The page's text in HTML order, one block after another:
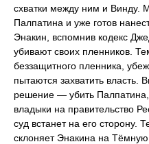
схватки между ним и Винду.
Палпатина и уже готов
Энакин, вспомнив кодекс
убивают своих пленников.
беззащитного пленника,
пытаются захватить власть.
решение — убить
владыки на правительство
суд встанет на его сторону.
склоняет Энакина на